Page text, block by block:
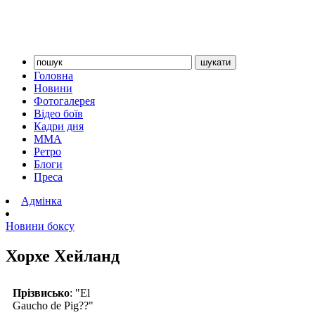
Головна
Новини
Фотогалерея
Відео боїв
Кадри дня
ММА
Ретро
Блоги
Преса
Адмінка
Новини боксу
Хорхе Хейланд
Прізвисько: "El
Gaucho de Pig??"